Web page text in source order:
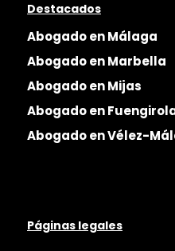
Destacados
Abogado en Málaga
Abogado en Marbella
Abogado en Mijas
Abogado en
Abogado en Vélez-
Páginas legales